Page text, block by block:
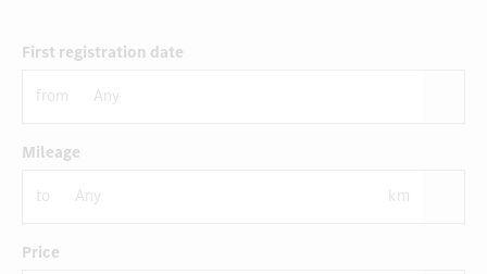
First registration date
from
Mileage
to km
Price